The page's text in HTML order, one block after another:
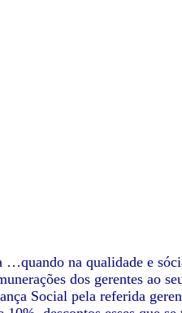
na qualidade e
dos gerentes ao
Social pela referida